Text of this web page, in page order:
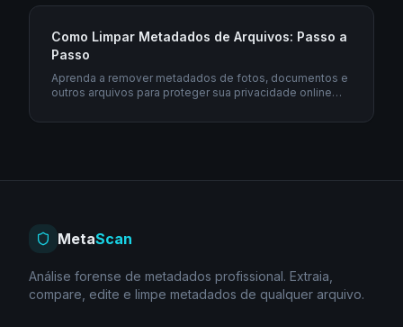
Como Limpar Metadados de Arquivos: Passo a
Passo
Aprenda a remover metadados de fotos, documentos e
outros arquivos para proteger sua privacidade online
MetaScan
Análise forense de metadados profissional. Extraia,
compare, edite e limpe metadados de qualquer arquivo.